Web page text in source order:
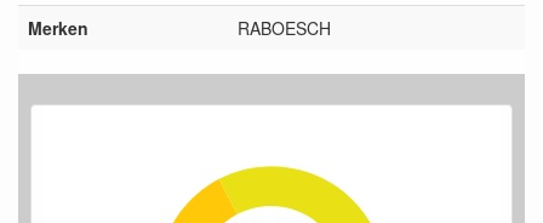
Merken RABOESCH